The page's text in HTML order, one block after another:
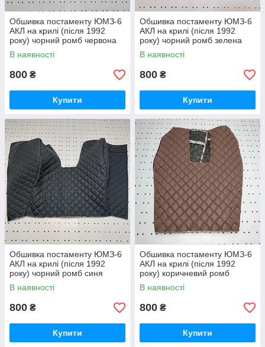
Обшивка постаменту ЮМЗ-6
АКЛ на крилі (після 1992
року) чорний ромб червона
нитка
В наявності
800 ₴
Купити
Обшивка постаменту ЮМЗ-6
АКЛ на крилі (після 1992
року) чорний ромб зелена
нитка
В наявності
800 ₴
Купити
Обшивка постаменту ЮМЗ-6
АКЛ на крилі (після 1992
року) чорний ромб синя
нитка
В наявності
800 ₴
Купити
Обшивка постаменту ЮМЗ-6
АКЛ на крилі (після 1992
року) коричневий ромб
коричнева нитка
В наявності
800 ₴
Купити